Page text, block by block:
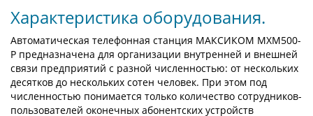
Характеристика оборудования.
Автоматическая телефонная станция МАКСИКОМ MXM500-
P предназначена для организации внутренней и внешней
связи предприятий с разной численностью: от нескольких
десятков до нескольких сотен человек. При этом под
численностью понимается только количество сотрудников-
пользователей оконечных абонентских устройств